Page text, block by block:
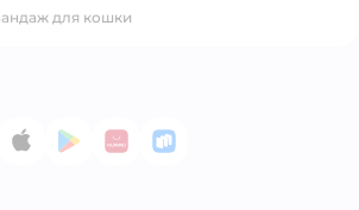
бандаж для кошки
App StoreGoogle Play
AppGallery
RuStore